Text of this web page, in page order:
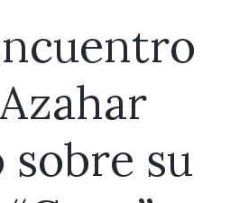
sobre su